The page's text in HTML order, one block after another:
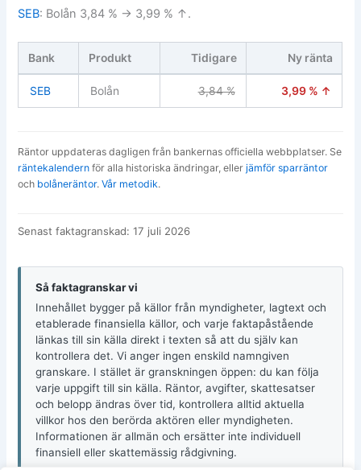
SEB: Bolån 3,84 % → 3,99 % ↑.
Bank Produkt Tidigare Ny ränta
SEB Bolån 3,84 % 3,99 % ↑
Räntor uppdateras dagligen från bankernas officiella webbplatser. Se
räntekalendern för alla historiska ändringar, ellerjämför sparräntor
och bolåneräntor.Vår metodik.
Senast faktagranskad: 17 juli 2026
Så faktagranskar vi
Innehållet bygger på källor från myndigheter, lagtext och
etablerade finansiella källor, och varje faktapåstående
länkas till sin källa direkt i texten så att du själv kan
kontrollera det. Vi anger ingen enskild namngiven
granskare. I stället är granskningen öppen: du kan följa
varje uppgift till sin källa. Räntor, avgifter, skattesatser
och belopp ändras över tid, kontrollera alltid aktuella
villkor hos den berörda aktören eller myndigheten.
Informationen är allmän och ersätter inte individuell
finansiell eller skattemässig rådgivning.